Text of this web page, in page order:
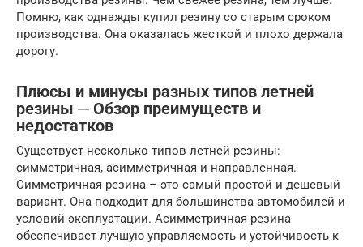
Помню, как однажды купил резину со старым сроком
производства. Она оказалась жесткой и плохо держала
дорогу.
Плюсы и минусы разных типов летней
резины ─ Обзор преимуществ и
недостатков
Существует несколько типов летней резины:
симметричная, асимметричная и направленная.
Симметричная резина – это самый простой и дешевый
вариант. Она подходит для большинства автомобилей и
условий эксплуатации. Асимметричная резина
обеспечивает лучшую управляемость и устойчивость к